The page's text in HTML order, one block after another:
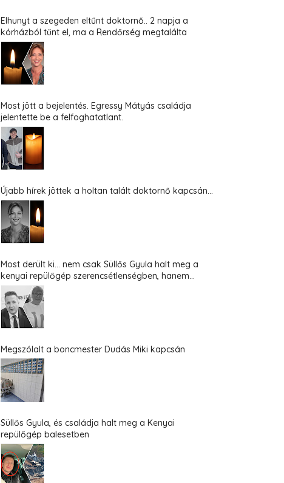
Elhunyt a szegeden eltűnt doktornő.. 2 napja a
kórházból tűnt el, ma a Rendőrség megtalálta
Most jött a bejelentés. Egressy Mátyás családja
jelentette be a felfoghatatlant.
Újabb hírek jöttek a holtan talált doktornő kapcsán...
Most derült ki... nem csak Süllős Gyula halt meg a
kenyai repülőgép szerencsétlenségben, hanem...
Megszólalt a boncmester Dudás Miki kapcsán
Süllős Gyula, és családja halt meg a Kenyai
repülőgép balesetben